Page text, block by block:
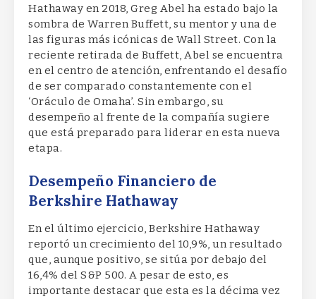
Hathaway en 2018, Greg Abel ha estado bajo la
sombra de Warren Buffett, su mentor y una de
las figuras más icónicas de Wall Street. Con la
reciente retirada de Buffett, Abel se encuentra
en el centro de atención, enfrentando el desafío
de ser comparado constantemente con el
‘Oráculo de Omaha’. Sin embargo, su
desempeño al frente de la compañía sugiere
que está preparado para liderar en esta nueva
etapa.
Desempeño Financiero de
Berkshire Hathaway
En el último ejercicio, Berkshire Hathaway
reportó un crecimiento del 10,9%, un resultado
que, aunque positivo, se sitúa por debajo del
16,4% del S&P 500. A pesar de esto, es
importante destacar que esta es la décima vez